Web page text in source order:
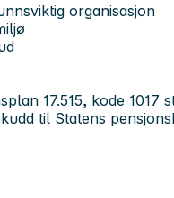
organisasjon
17.515, kode 1017
til Statens